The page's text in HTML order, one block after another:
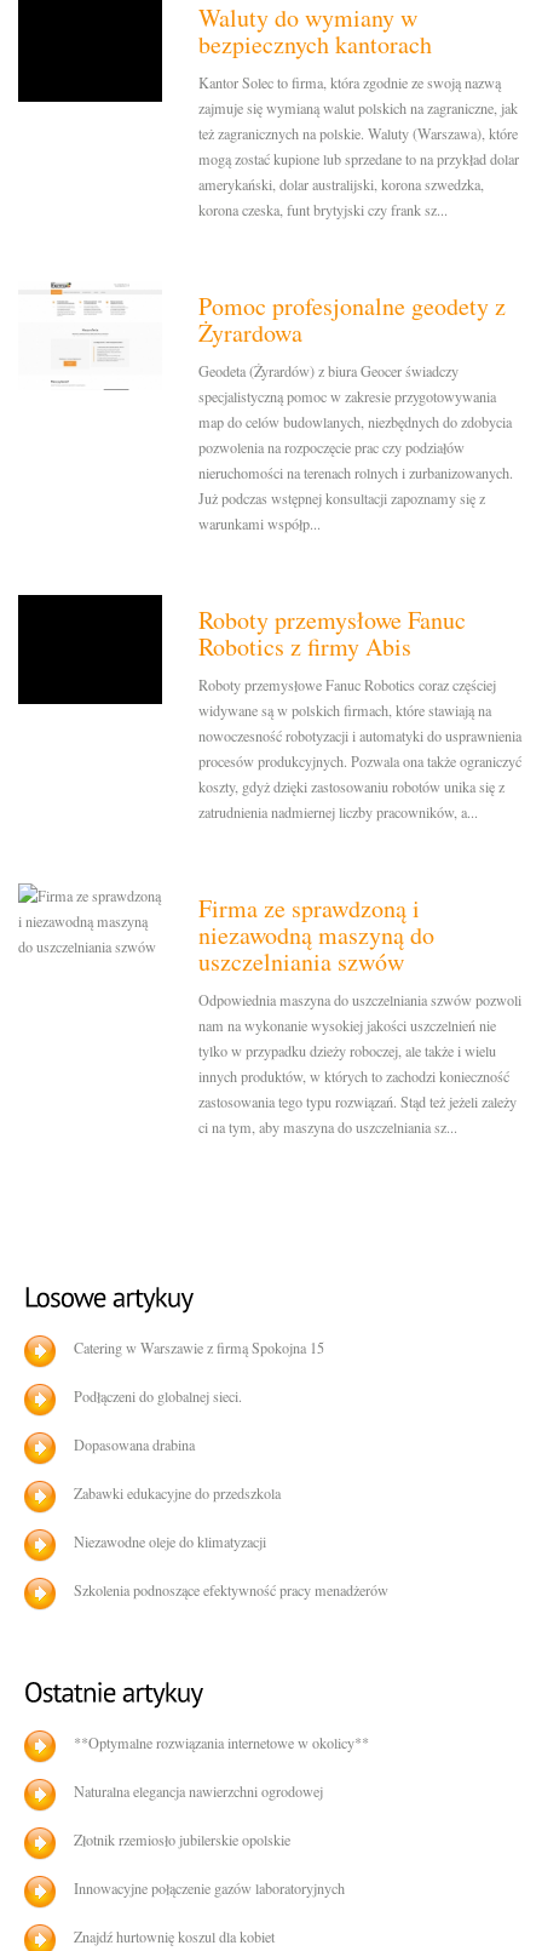
Waluty do wymiany w
bezpiecznych kantorach
Kantor Solec to firma, która zgodnie ze swoją nazwą
zajmuje się wymianą walut polskich na zagraniczne, jak
też zagranicznych na polskie. Waluty (Warszawa), które
mogą zostać kupione lub sprzedane to na przykład dolar
amerykański, dolar australijski, korona szwedzka,
korona czeska, funt brytyjski czy frank sz...
Pomoc profesjonalne geodety z
Żyrardowa
Geodeta (Żyrardów) z biura Geocer świadczy
specjalistyczną pomoc w zakresie przygotowywania
map do celów budowlanych, niezbędnych do zdobycia
pozwolenia na rozpoczęcie prac czy podziałów
nieruchomości na terenach rolnych i zurbanizowanych.
Już podczas wstępnej konsultacji zapoznamy się z
warunkami współp...
Roboty przemysłowe Fanuc
Robotics z firmy Abis
Roboty przemysłowe Fanuc Robotics coraz częściej
widywane są w polskich firmach, które stawiają na
nowoczesność robotyzacji i automatyki do usprawnienia
procesów produkcyjnych. Pozwala ona także ograniczyć
koszty, gdyż dzięki zastosowaniu robotów unika się z
zatrudnienia nadmiernej liczby pracowników, a...
Firma ze sprawdzoną i
niezawodną maszyną do
uszczelniania szwów
Odpowiednia maszyna do uszczelniania szwów pozwoli
nam na wykonanie wysokiej jakości uszczelnień nie
tylko w przypadku dzieży roboczej, ale także i wielu
innych produktów, w których to zachodzi konieczność
zastosowania tego typu rozwiązań. Stąd też jeżeli zależy
ci na tym, aby maszyna do uszczelniania sz...
Catering w Warszawie z firmą Spokojna 15
Podłączeni do globalnej sieci.
Dopasowana drabina
Zabawki edukacyjne do przedszkola
Niezawodne oleje do klimatyzacji
Szkolenia podnoszące efektywność pracy menadżerów
**Optymalne rozwiązania internetowe w okolicy**
Naturalna elegancja nawierzchni ogrodowej
Złotnik rzemiosło jubilerskie opolskie
Innowacyjne połączenie gazów laboratoryjnych
Znajdź hurtownię koszul dla kobiet